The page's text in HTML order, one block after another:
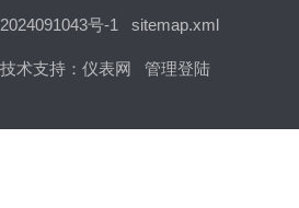
2024091043号-1 sitemap.xml
技术支持： 仪表网 管理登陆